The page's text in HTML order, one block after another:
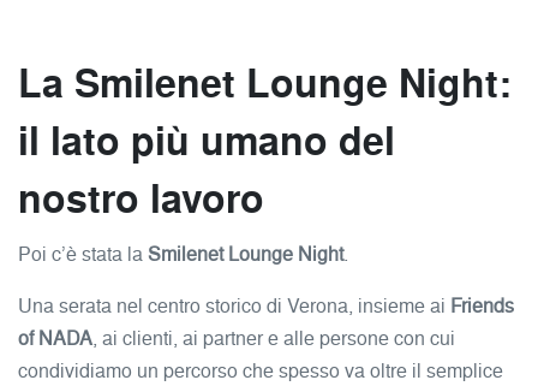
La Smilenet Lounge Night:
il lato più umano del
nostro lavoro
Poi c’è stata la Smilenet Lounge Night.
Una serata nel centro storico di Verona, insieme ai Friends
of NADA, ai clienti, ai partner e alle persone con cui
condividiamo un percorso che spesso va oltre il semplice